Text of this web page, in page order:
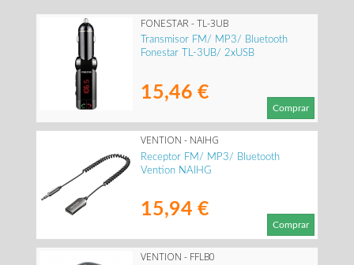
FONESTAR - TL-3UB
Transmisor FM/ MP3/ Bluetooth
Fonestar TL-3UB/ 2xUSB
15,46 €
Comprar
VENTION - NAIHG
Receptor FM/ MP3/ Bluetooth
Vention NAIHG
15,94 €
Comprar
VENTION - FFLB0